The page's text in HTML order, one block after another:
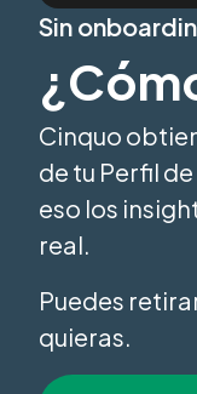
Sin
Cinquo
de tu Perfil
eso los
real.
Puedes
quieras.